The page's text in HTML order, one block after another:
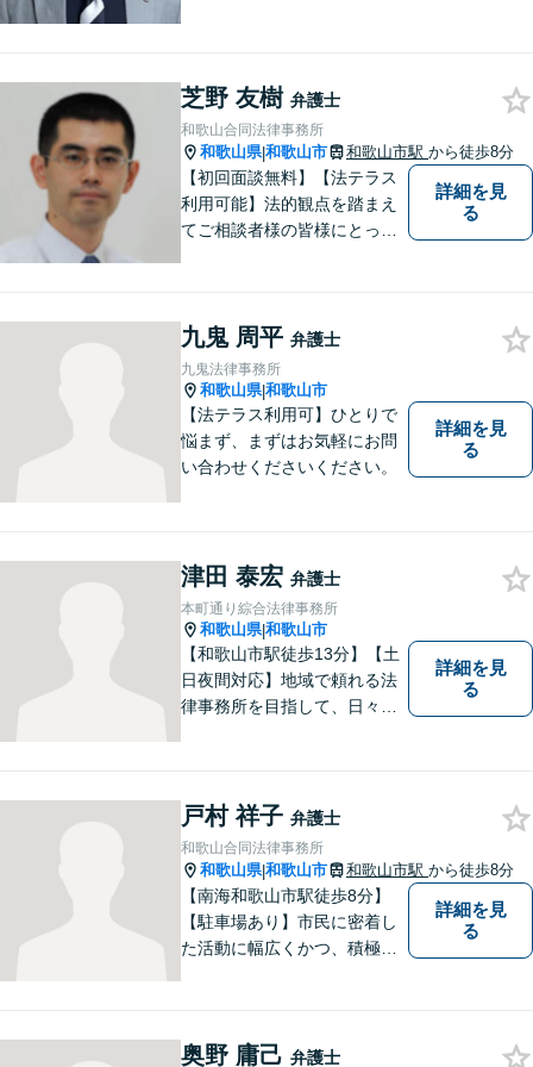
ご相談いただくこともありま
す。
芝野 友樹 弁護士
和歌山合同法律事務所
和歌山県|和歌山市 和歌山市駅 から徒歩8分
【初回面談無料】【法テラス
利用可能】法的観点を踏まえ
てご相談者様の皆様にとって
【当日／夜間／応相談】お悩
み事がございましたら、お気
軽にご相談下さい。
詳細を見
る
九鬼 周平 弁護士
九鬼法律事務所
和歌山県|和歌山市
【法テラス利用可】ひとりで
悩まず、まずはお気軽にお問
い合わせくださいください。
詳細を見
る
津田 泰宏 弁護士
本町通り綜合法律事務所
和歌山県|和歌山市
【和歌山市駅徒歩13分】【土
日夜間対応】地域で頼れる法
律事務所を目指して、日々尽
能です。まずはお気軽にご相
談ください。
詳細を見
る
戸村 祥子 弁護士
和歌山合同法律事務所
和歌山県|和歌山市 和歌山市駅 から徒歩8分
【南海和歌山市駅徒歩8分】
【駐車場あり】市民に密着し
た活動に幅広くかつ、積極的
く対応可能。【地域に根ざし
詳細を見
る
奥野 庸己 弁護士